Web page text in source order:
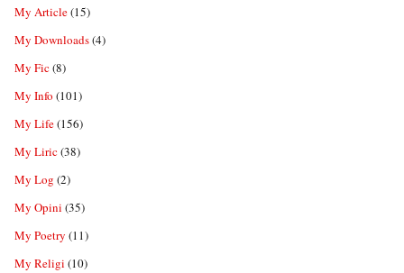
My Article(15)
My Downloads(4)
My Fic(8)
My Info (101)
My Life(156)
My Liric(38)
My Log (2)
My Opini (35)
My Poetry (11)
My Religi (10)